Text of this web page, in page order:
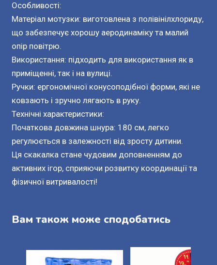
Особливості:
Матеріал мотузки: виготовлена з полівінілхлориду,
що забезпечує хорошу аеродинаміку та малий
опір повітрю.
Використання: підходить для використання як в
приміщенні, так і на вулиці.
Ручки: ергономічної конусоподібної форми, які не
ковзають і зручно лягають в руку.
Технічні характеристики:
Початкова довжина шнура: 180 см, легко
регулюється в залежності від зросту дитини.
Ця скакалка стане чудовим доповненням до
активних ігор, сприяючи розвитку координації та
фізичної витривалості!
Вам також може сподобатись